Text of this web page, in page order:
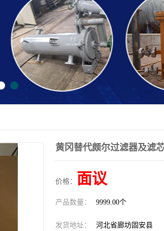
黄冈替代颇尔过滤器及滤
价格： 面议
产品数量： 9999.00个
发货地址： 河北省廊坊固安县